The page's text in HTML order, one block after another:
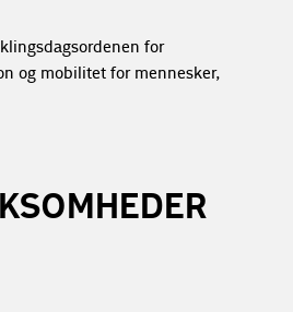
for
og mobilitet for mennesker,